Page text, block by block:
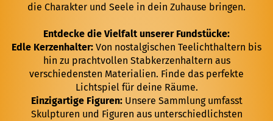
die Charakter und Seele in dein Zuhause bringen.
Entdecke die Vielfalt unserer Fundstücke:
Edle Kerzenhalter: Von nostalgischen Teelichthaltern bis
hin zu prachtvollen Stabkerzenhaltern aus
verschiedensten Materialien. Finde das perfekte
Lichtspiel für deine Räume.
Einzigartige Figuren:Unsere Sammlung umfasst
Skulpturen und Figuren aus unterschiedlichsten